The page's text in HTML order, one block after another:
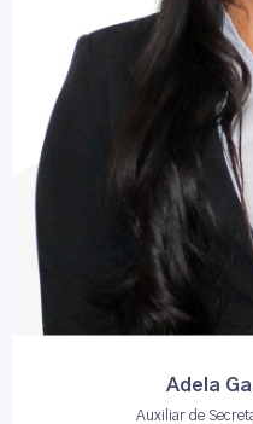
Adela
Auxiliar de